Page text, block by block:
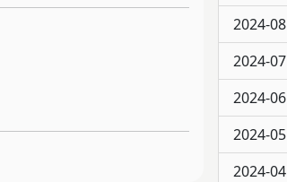
2024-08
2024-07
2024-06
2024-05
2024-04